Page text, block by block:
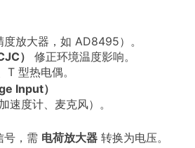
放大器，如 AD8495）。
）
修正环境温度影响。
T 型热电偶。
Input）
速度计、麦克风）。
号，需 电荷放大器 转换为电压。